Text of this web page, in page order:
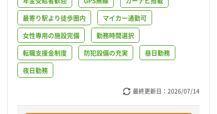
最寄り駅より徒歩圏内
マイカー通勤可
女性専用の施設完備
勤務時間選択
転職支援金制度
防犯設備の充実
昼日勤務
夜日勤務
最終更新日： 2026/07/14